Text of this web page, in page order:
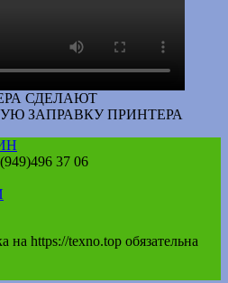
СДЕЛАЮТ
ЗАПРАВКУ ПРИНТЕРА
37 06
https://texno.top обязательна